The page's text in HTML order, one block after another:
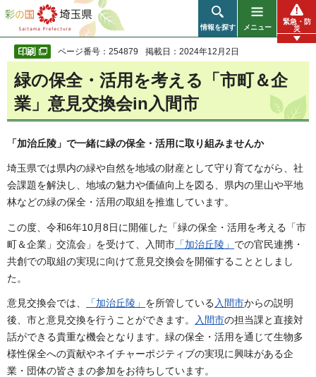
彩の国 埼玉県
情報を探す メニュー
緊急・防
災
ページ番号：254879 掲載日：2024年12月2日
緑の保全・活用を考える「市町＆企
業」意見交換会in入間市
「加治丘陵」で一緒に緑の保全・活用に取り組みませんか
埼玉県では県内の緑や自然を地域の財産として守り育てながら、社
会課題を解決し、地域の魅力や価値向上を図る、県内の里山や平地
林などの緑の保全・活用の取組を推進しています。
この度、令和6年10月8日に開催した「緑の保全・活用を考える「市
町＆企業」交流会」を受けて、入間市 「加治丘陵」 での官民連携・
共創での取組の実現に向けて意見交換会を開催することとしまし
た。
意見交換会では、 「加治丘陵」 を所管している 入間市からの説明
後、市と意見交換を行うことができます。
入間市の担当課と直接対
話ができる貴重な機会となります。緑の保全・活用を通じて生物多
様性保全への貢献やネイチャーポジティブの実現に興味がある企
業・団体の皆さまの参加をお待ちしています。